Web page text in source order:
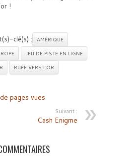
!
clé(s) :
AMÉRIQUE
JEU DE PISTE EN LIGNE
RUÉE VERS L'OR
pages vues
Suivant :
Cash Enigme